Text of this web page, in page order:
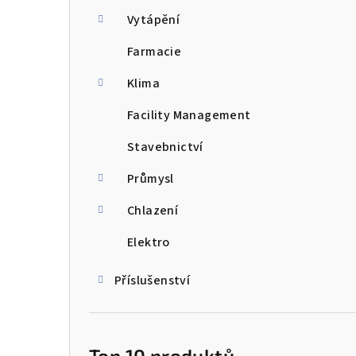
Vytápění
Farmacie
Klima
Facility Management
Stavebnictví
Průmysl
Chlazení
Elektro
Příslušenství